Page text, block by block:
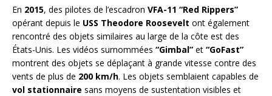
En 2015, des pilotes de l’escadron VFA-11 “Red Rippers”
opérant depuis le USS Theodore Roosevelt ont également
rencontré des objets similaires au large de la côte est des
États-Unis. Les vidéos surnommées “Gimbal” et “GoFast”
montrent des objets se déplaçant à grande vitesse contre des
vents de plus de 200 km/h. Les objets semblaient capables de
vol stationnaire sans moyens de sustentation visibles et